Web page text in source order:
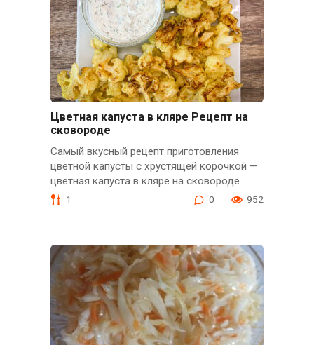
Цветная капуста в кляре Рецепт на
сковороде
Самый вкусный рецепт приготовления
цветной капусты с хрустящей корочкой —
цветная капуста в кляре на сковороде.
1 0 952